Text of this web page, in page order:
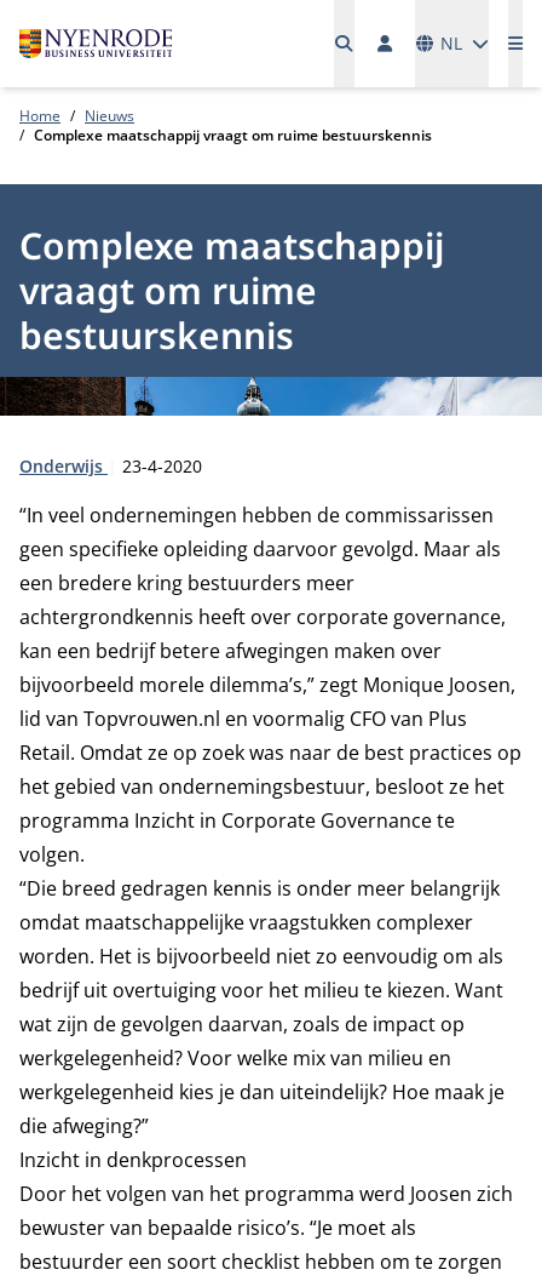
NL
Home
Nieuws
Complexe maatschappij vraagt om ruime bestuurskennis
Complexe maatschappij
vraagt om ruime
bestuurskennis
Type:
Onderwijs Publicatiedatum:
23-4-2020
“In veel ondernemingen hebben de commissarissen
geen specifieke opleiding daarvoor gevolgd. Maar als
een bredere kring bestuurders meer
achtergrondkennis heeft over corporate governance,
kan een bedrijf betere afwegingen maken over
bijvoorbeeld morele dilemma’s,” zegt Monique Joosen,
lid van Topvrouwen.nl en voormalig CFO van Plus
Retail. Omdat ze op zoek was naar de best practices op
het gebied van ondernemingsbestuur, besloot ze het
programma Inzicht in Corporate Governance te
volgen.
“Die breed gedragen kennis is onder meer belangrijk
omdat maatschappelijke vraagstukken complexer
worden. Het is bijvoorbeeld niet zo eenvoudig om als
bedrijf uit overtuiging voor het milieu te kiezen. Want
wat zijn de gevolgen daarvan, zoals de impact op
werkgelegenheid? Voor welke mix van milieu en
werkgelegenheid kies je dan uiteindelijk? Hoe maak je
die afweging?”
Inzicht in denkprocessen
Door het volgen van het programma werd Joosen zich
bewuster van bepaalde risico’s. “Je moet als
bestuurder een soort checklist hebben om te zorgen